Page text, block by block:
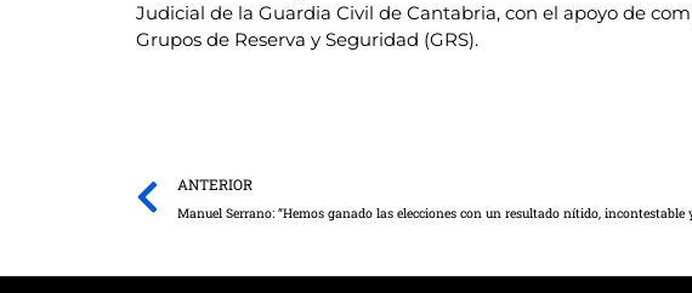
Judicial de la Guardia Civil de Cantabria, con el apoyo de
Grupos de Reserva y Seguridad (GRS).
Prev
ANTERIOR